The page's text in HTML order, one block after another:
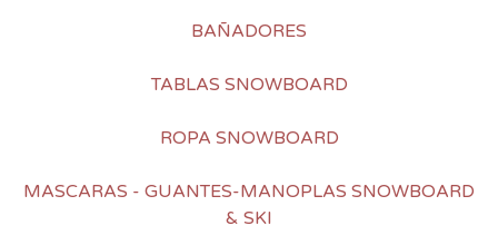
BAÑADORES
TABLAS SNOWBOARD
ROPA SNOWBOARD
MASCARAS - GUANTES-MANOPLAS SNOWBOARD
& SKI